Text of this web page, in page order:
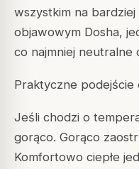
wszystkim na
objawowym Dosha,
co najmniej neutralne
Praktyczne podejście
Jeśli chodzi o
gorąco. Gorąco
Komfortowo ciepłe